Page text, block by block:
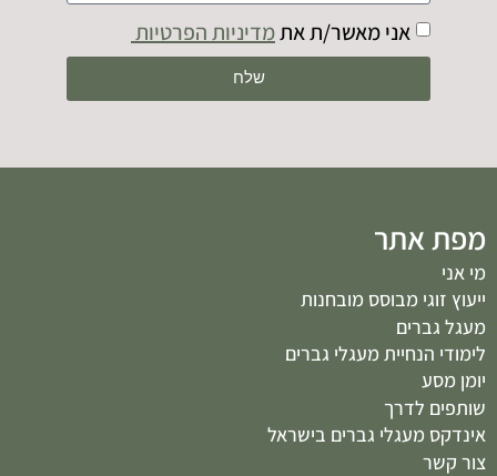
אני מאשר/ת אתמדיניות הפרטיות
שלח
מפת אתר
מי אני
ייעוץ זוגי מבוסס מובחנות
מעגל גברים
לימודי הנחיית מעגלי גברים
יומן מסע
שותפים לדרך
אינדקס מעגלי גברים בישראל
צור קשר